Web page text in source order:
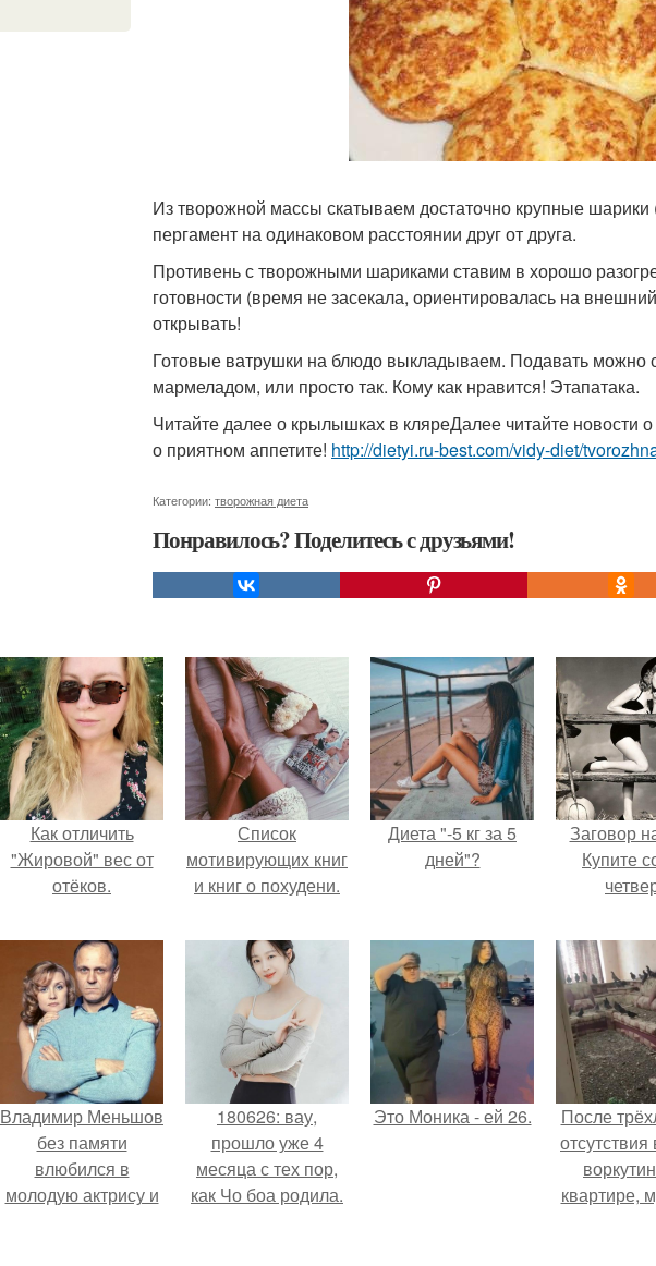
Из творожной массы скатываем достаточно крупные
пергамент на одинаковом расстоянии друг от друга.
Противень с творожными шариками ставим в хорошо
готовности (время не засекала, ориентировалась на
открывать!
Готовые ватрушки на блюдо выкладываем. Подавать можно
мармеладом, или просто так. Кому как нравится! Этапатака.
Читайте далее о крылышках в кляреДалее читайте новости
о приятном аппетите! http://dietyi.ru-best.com/vidy-diet/
Категории: творожная диета
Понравилось? Поделитесь с друзьями!
Как отличить
"Жировой" вес от
отёков.
Список
мотивирующих книг
и книг о похудени.
Диета "-5 кг за 5
дней"?
Заговор
Купите
Владимир Меньшов
без памяти
влюбился в
молодую актрису и
180626: вау,
прошло уже 4
месяца с тех пор,
как Чо боа родила.
Это Моника - ей 26.
После
отсутствия
квартире,